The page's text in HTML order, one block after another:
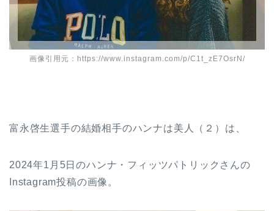
画像引用元：https://www.instagram.com/p/C1t_zE7OsrN/
富永啓生選手の結婚相手のハンナは美人（２）は、
2024年1月5日のハンナ・フィッツパトリックさんの
Instagram投稿の画像。